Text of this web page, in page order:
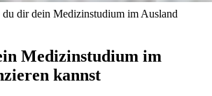
du dir dein Medizinstudium im Ausland
Medizinstudium im
kannst